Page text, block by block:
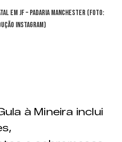
em JF – Padaria Manchester (Foto:
Instagram)
à Mineira inclui